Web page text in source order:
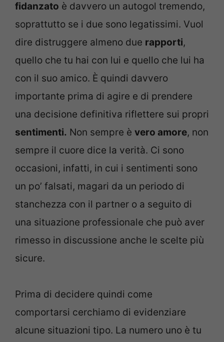
fidanzato è davvero un autogol tremendo,
soprattutto se i due sono legatissimi. Vuol
dire distruggere almeno due rapporti,
quello che tu hai con lui e quello che lui ha
con il suo amico. È quindi davvero
importante prima di agire e di prendere
una decisione definitiva riflettere sui propri
sentimenti. Non sempre è vero amore, non
sempre il cuore dice la verità. Ci sono
occasioni, infatti, in cui i sentimenti sono
un po’ falsati, magari da un periodo di
stanchezza con il partner o a seguito di
una situazione professionale che può aver
rimesso in discussione anche le scelte più
sicure.
Prima di decidere quindi come
comportarsi cerchiamo di evidenziare
alcune situazioni tipo. La numero uno è tu